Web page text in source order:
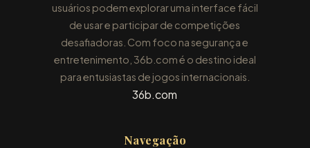
usuários podem explorar uma interface fácil
de usar e participar de competições
desafiadoras. Com foco na segurança e
entretenimento, 36b.com é o destino ideal
para entusiastas de jogos internacionais.
36b.com
Navegação